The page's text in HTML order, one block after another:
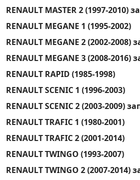
RENAULT MASTER 2 (1997-2010)
RENAULT MEGANE 1 (1995-2002)
RENAULT MEGANE 2 (2002-2008)
RENAULT MEGANE 3 (2008-2016)
RENAULT RAPID (1985-1998)
RENAULT SCENIC 1 (1996-2003)
RENAULT SCENIC 2 (2003-2009)
RENAULT TRAFIC 1 (1980-2001)
RENAULT TRAFIC 2 (2001-2014)
RENAULT TWINGO (1993-2007)
RENAULT TWINGO 2 (2007-2014)